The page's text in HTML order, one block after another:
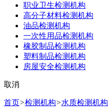
职业卫生检测机构
高分子材料检测机构
油品检测机构
一次性用品检测机构
橡胶制品检测机构
塑料制品检测机构
房屋安全检测机构
取消
首页>检测机构>水质检测机构